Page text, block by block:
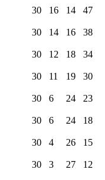
30 16 14 47
30 14 16 38
30 12 18 34
30 11 19 30
30 6 24 23
30 6 24 18
30 4 26 15
30 3 27 12